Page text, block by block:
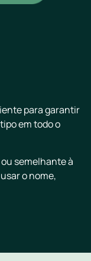
para garantir
em todo o
semelhante à
o nome,